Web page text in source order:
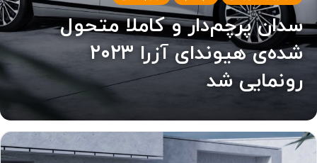
سدان پرچم‌دار و کاملا متحول
شده‌ی هیوندای آزرا ۲۰۲۳
رونمایی شد